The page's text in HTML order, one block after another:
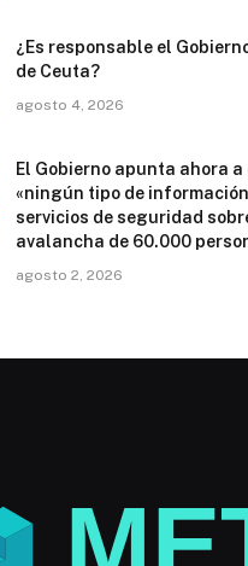
¿Es responsable el
de Ceuta?
agosto 4, 2026
El Gobierno apunta ahora a
«ningún tipo de
servicios de seguridad
avalancha de 60.000
agosto 2, 2026